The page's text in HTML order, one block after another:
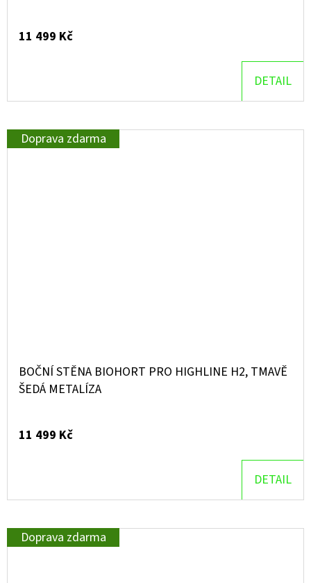
11 499 Kč
DETAIL
Doprava zdarma
BOČNÍ STĚNA BIOHORT PRO HIGHLINE H2, TMAVĚ
ŠEDÁ METALÍZA
11 499 Kč
DETAIL
Doprava zdarma